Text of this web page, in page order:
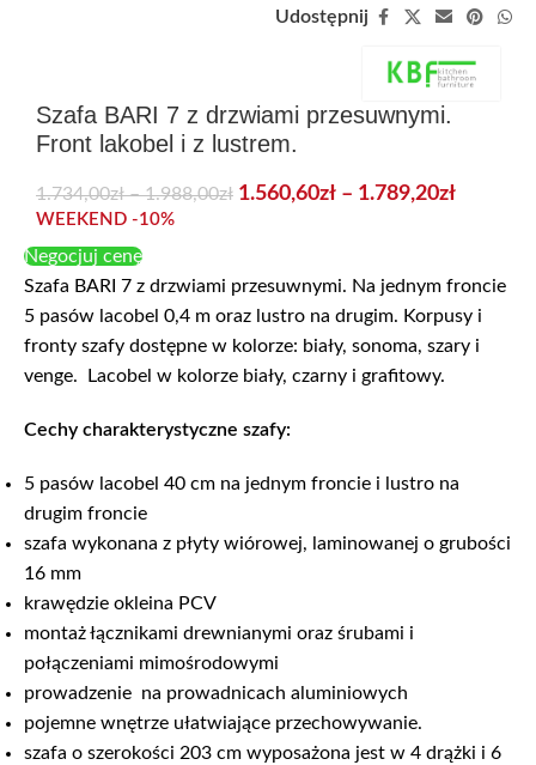
Udostępnij
Szafa BARI 7 z drzwiami przesuwnymi.
Front lakobel i z lustrem.
1.734,00zł – 1.988,00zł 1.560,60zł – 1.789,20zł
WEEKEND -10%
Negocjuj cenę
Szafa BARI 7 z drzwiami przesuwnymi. Na jednym froncie
5 pasów lacobel 0,4 m oraz lustro na drugim. Korpusy i
fronty szafy dostępne w kolorze: biały, sonoma, szary i
venge. Lacobel w kolorze biały, czarny i grafitowy.
Cechy charakterystyczne szafy:
5 pasów lacobel 40 cm na jednym froncie i lustro na
drugim froncie
szafa wykonana z płyty wiórowej, laminowanej o grubości
16 mm
krawędzie okleina PCV
montaż łącznikami drewnianymi oraz śrubami i
połączeniami mimośrodowymi
prowadzenie na prowadnicach aluminiowych
pojemne wnętrze ułatwiające przechowywanie.
szafa o szerokości 203 cm wyposażona jest w 4 drążki i 6